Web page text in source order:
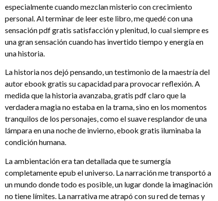
especialmente cuando mezclan misterio con crecimiento
personal. Al terminar de leer este libro, me quedé con una
sensación pdf gratis satisfacción y plenitud, lo cual siempre es
una gran sensación cuando has invertido tiempo y energía en
una historia.
La historia nos dejó pensando, un testimonio de la maestría del
autor ebook gratis su capacidad para provocar reflexión. A
medida que la historia avanzaba, gratis pdf claro que la
verdadera magia no estaba en la trama, sino en los momentos
tranquilos de los personajes, como el suave resplandor de una
lámpara en una noche de invierno, ebook gratis iluminaba la
condición humana.
La ambientación era tan detallada que te sumergía
completamente epub el universo. La narración me transportó a
un mundo donde todo es posible, un lugar donde la imaginación
no tiene límites. La narrativa me atrapó con su red de temas y